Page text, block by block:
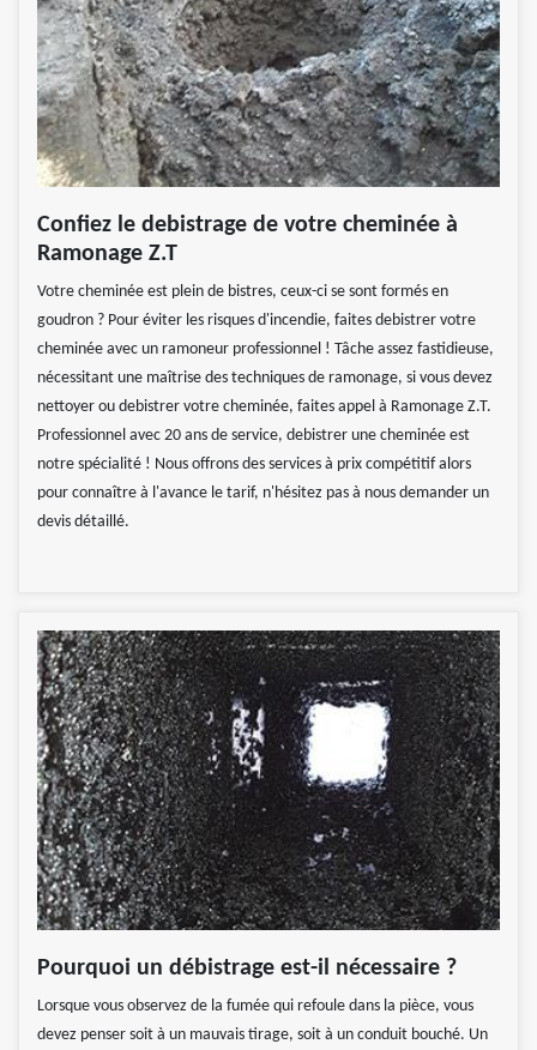
Confiez le debistrage de votre cheminée à
Ramonage Z.T
Votre cheminée est plein de bistres, ceux-ci se sont formés en
goudron ? Pour éviter les risques d'incendie, faites debistrer votre
cheminée avec un ramoneur professionnel ! Tâche assez fastidieuse,
nécessitant une maîtrise des techniques de ramonage, si vous devez
nettoyer ou debistrer votre cheminée, faites appel à Ramonage Z.T.
Professionnel avec 20 ans de service, debistrer une cheminée est
notre spécialité ! Nous offrons des services à prix compétitif alors
pour connaître à l'avance le tarif, n'hésitez pas à nous demander un
devis détaillé.
Pourquoi un débistrage est-il nécessaire ?
Lorsque vous observez de la fumée qui refoule dans la pièce, vous
devez penser soit à un mauvais tirage, soit à un conduit bouché. Un